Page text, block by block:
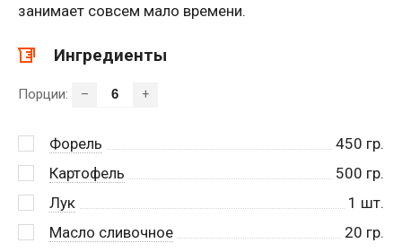
занимает совсем мало времени.
Ингредиенты
Порции: – +
Форель 450 гр.
Картофель
500 гр.
Лук
1 шт.
Масло сливочное
20 гр.